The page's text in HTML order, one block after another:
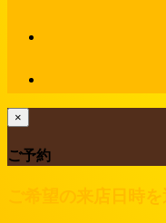
×
ご予約
ご希望の来店日時